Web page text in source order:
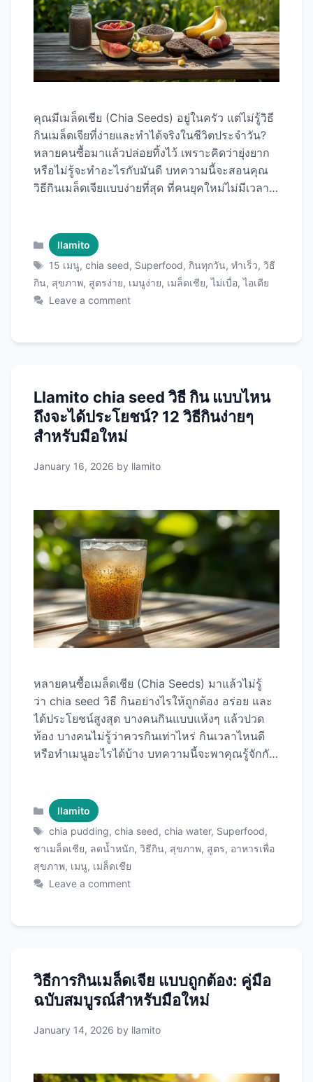
คุณมีเมล็ดเชีย (Chia Seeds) อยู่ในครัว แต่ไม่รู้วิธี
กินเมล็ดเจียที่ง่ายและทำได้จริงในชีวิตประจำวัน?
หลายคนซื้อมาแล้วปล่อยทิ้งไว้ เพราะคิดว่ายุ่งยาก
หรือไม่รู้จะทำอะไรกับมันดี บทความนี้จะสอนคุณ
วิธีกินเมล็ดเจียแบบง่ายที่สุด ที่คนยุคใหม่ไม่มีเวลาก็
เปลี่ยนชีวิตคุณให้สุขภาพดีขึ้นอย่างง่ายดาย! กฎ
เหล็ก 3 ข้อ ก่อนเริ่มกินเมล็ดเชีย ข้อ 1: แช่น้ำก่อน
กิน (ง่ายที่สุด ปลอดภัยที่สุด) ทำไมต้องแช่? วิธีแช่
แบบง่ายที่สุด: เคล็ดลับ: ใช้ขวดน้ำมีฝา เขย่าแทนคน
วัน สัปดาห์ที่ 2: 1 ช้อนโต๊ะ/วัน ปกติ: 1-2 ช้อนโต๊ะ/
(สำคัญที่สุด!) กินเมล็ดเชีย 1 ช้อนโต๊ะ = ดื่มน้ำเพิ่ม
…Read more
Categories
llamito
Tags
15 เมนู,chia seed, Superfood,กินทุกวัน,ทำเร็ว,วิธี
กิน, สุขภาพ, สูตรง่าย, เมนูง่าย, เมล็ดเชีย,ไม่เบื่อ,ไอเดีย
Leave a comment
Llamito chia seed วิธี กิน แบบไหน
ถึงจะได้ประโยชน์? 12 วิธีกินง่ายๆ
สำหรับมือใหม่
January 16, 2026 by llamito
หลายคนซื้อเมล็ดเชีย (Chia Seeds) มาแล้วไม่รู้
ว่า chia seed วิธี กินอย่างไรให้ถูกต้อง อร่อย และ
ได้ประโยชน์สูงสุด บางคนกินแบบแห้งๆ แล้วปวด
ท้อง บางคนไม่รู้ว่าควรกินเท่าไหร่ กินเวลาไหนดี
หรือทำเมนูอะไรได้บ้าง บทความนี้จะพาคุณรู้จักกับ
สุขภาพ พร้อมเคล็ดลับการใช้ Chia Seeds
คุณภาพพรีเมียม ให้คุ้มค่าและได้ประโยชน์เต็มที่ทุก
เม็ด! สิ่งที่ต้องรู้ก่อนเริ่มกินเมล็ดเชีย ปริมาณที่
เหมาะสมคือเท่าไหร่? ก่อนอื่นต้องรู้ว่าควรกินเท่า
ไหร่เพื่อความปลอดภัยและประโยชน์สูงสุด: กลุ่มคน
โต๊ะ เด็ก 6-12 ปี 5-10 กรัม 1/2-1 ช้อนโต๊ะ วัยรุ่น
Categories
llamito
Tags
chia pudding,chia seed,chia water, Superfood,
ชาเมล็ดเชีย, ลดน้ำหนัก, วิธีกิน, สุขภาพ, สูตร, อาหารเพื่อ
สุขภาพ, เมนู, เมล็ดเชีย
Leave a comment
วิธีการกินเมล็ดเจีย แบบถูกต้อง: คู่มือ
ฉบับสมบูรณ์สำหรับมือใหม่
January 14, 2026 by llamito